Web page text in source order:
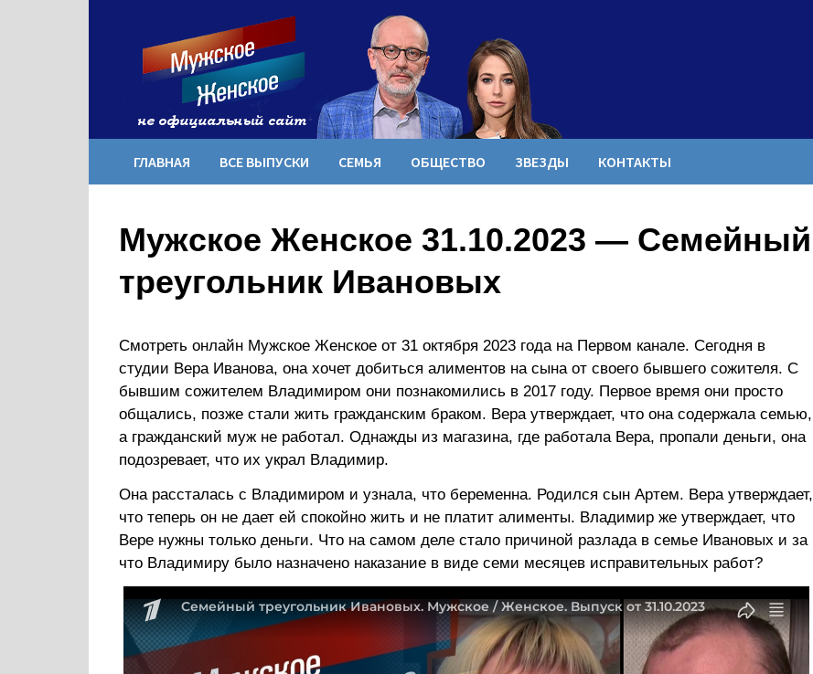
содержимому
ГЛАВНАЯ ВСЕ ВЫПУСКИ СЕМЬЯ ОБЩЕСТВО ЗВЕЗДЫ КОНТАКТЫ
Мужское Женское 31.10.2023 — Семейный
треугольник Ивановых
Смотреть онлайн Мужское Женское от 31 октября 2023 года на Первом канале. Сегодня в
студии Вера Иванова, она хочет добиться алиментов на сына от своего бывшего сожителя. С
бывшим сожителем Владимиром они познакомились в 2017 году. Первое время они просто
общались, позже стали жить гражданским браком. Вера утверждает, что она содержала семью,
а гражданский муж не работал. Однажды из магазина, где работала Вера, пропали деньги, она
подозревает, что их украл Владимир.
Она рассталась с Владимиром и узнала, что беременна. Родился сын Артем. Вера утверждает,
что теперь он не дает ей спокойно жить и не платит алименты. Владимир же утверждает, что
Вере нужны только деньги. Что на самом деле стало причиной разлада в семье Ивановых и за
что Владимиру было назначено наказание в виде семи месяцев исправительных работ?